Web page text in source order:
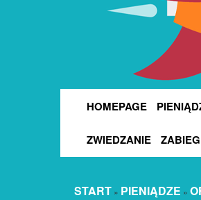
HOMEPAGE
ZWIEDZANIE
START » PIENIĄDZE »